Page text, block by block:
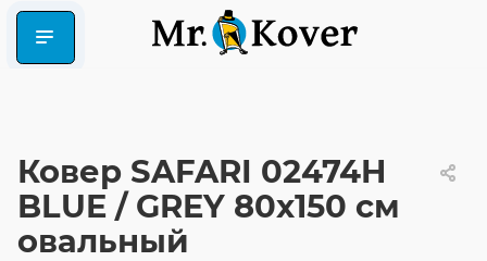
Ковер SAFARI 02474H
BLUE / GREY 80x150 см
овальный